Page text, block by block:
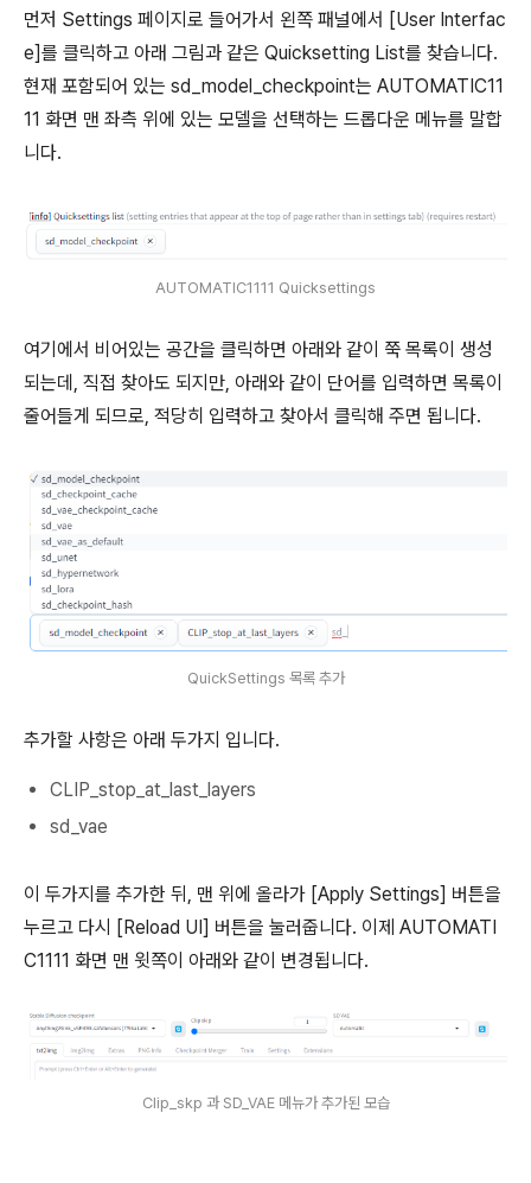
먼저 Settings 페이지로 들어가서 왼쪽 패널에서 [User Interfac
e]를 클릭하고 아래 그림과 같은 Quicksetting List를 찾습니다.
현재 포함되어 있는 sd_model_checkpoint는 AUTOMATIC11
11 화면 맨 좌측 위에 있는 모델을 선택하는 드롭다운 메뉴를 말합
니다.
AUTOMATIC1111 Quicksettings
여기에서 비어있는 공간을 클릭하면 아래와 같이 쭉 목록이 생성
되는데, 직접 찾아도 되지만, 아래와 같이 단어를 입력하면 목록이
줄어들게 되므로, 적당히 입력하고 찾아서 클릭해 주면 됩니다.
QuickSettings 목록 추가
추가할 사항은 아래 두가지 입니다.
CLIP_stop_at_last_layers
sd_vae
이 두가지를 추가한 뒤, 맨 위에 올라가 [Apply Settings] 버튼을
누르고 다시 [Reload UI] 버튼을 눌러줍니다. 이제 AUTOMATI
C1111 화면 맨 윗쪽이 아래와 같이 변경됩니다.
Clip_skp 과 SD_VAE 메뉴가 추가된 모습